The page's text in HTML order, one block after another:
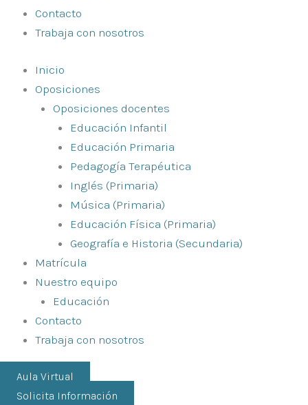
Contacto
Trabaja con nosotros
Inicio
Oposiciones
Oposiciones docentes
Educación Infantil
Educación Primaria
Pedagogía Terapéutica
Inglés (Primaria)
Música (Primaria)
Educación Física (Primaria)
Geografía e Historia (Secundaria)
Matrícula
Nuestro equipo
Educación
Contacto
Trabaja con nosotros
Aula Virtual
Solicita Información